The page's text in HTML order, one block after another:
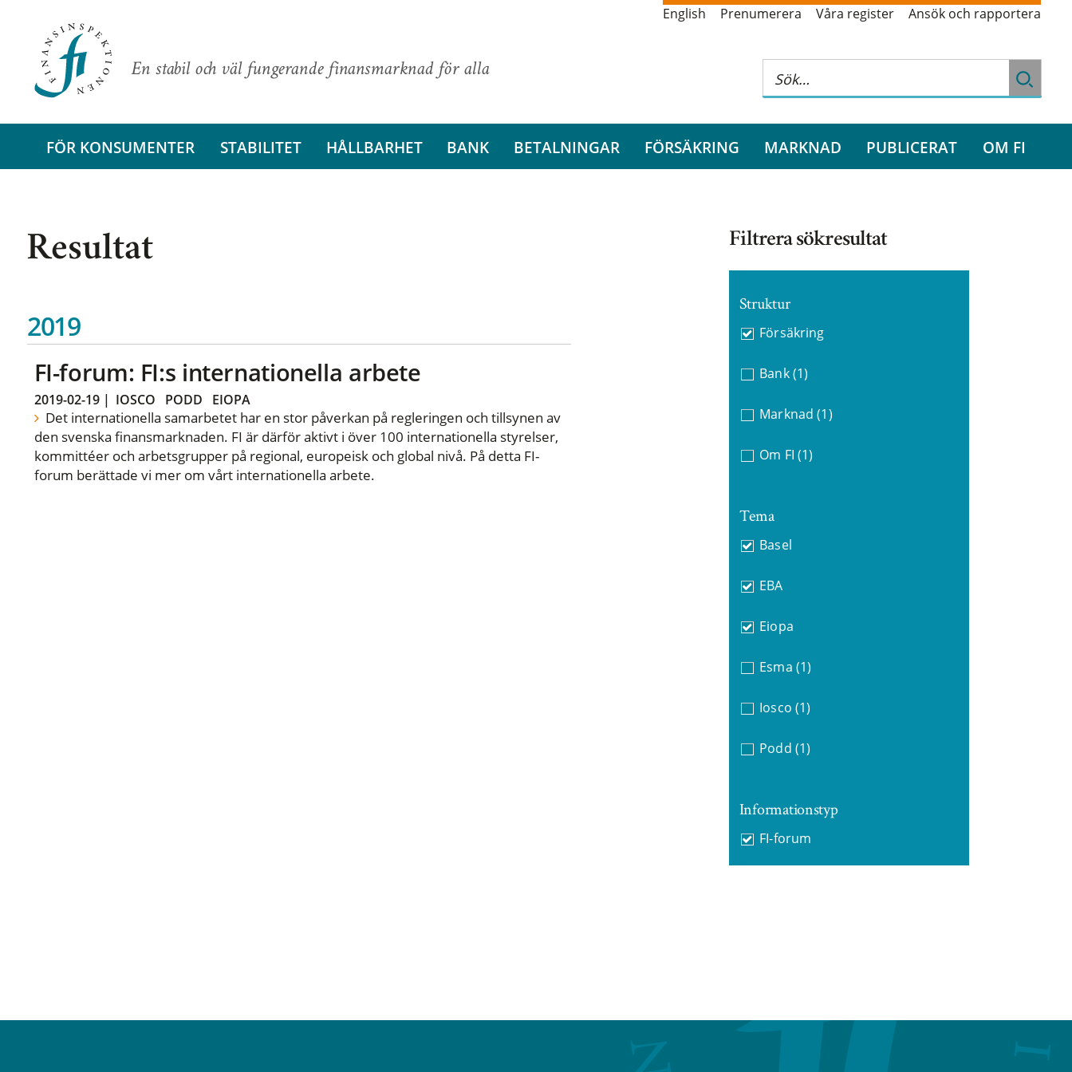
En stabil och väl fungerande finansmarknad för alla
English Prenumerera Våra register Ansök och rapportera
FÖR KONSUMENTER STABILITET HÅLLBARHET BANK BETALNINGAR FÖRSÄKRING MARKNAD PUBLICERAT OM FI
Resultat
2019
FI-forum: FI:s internationella arbete
2019-02-19| IOSCO PODD EIOPA
Det internationella samarbetet har en stor påverkan på regleringen och tillsynen av
den svenska finansmarknaden. FI är därför aktivt i över 100 internationella styrelser,
kommittéer och arbetsgrupper på regional, europeisk och global nivå. På detta FI-
forum berättade vi mer om vårt internationella arbete.
Filtrera sökresultat
Struktur
Försäkring
Bank (1)
Marknad (1)
Om FI (1)
Tema
Basel
EBA
Eiopa
Esma (1)
Iosco (1)
Podd (1)
Informationstyp
FI-forum